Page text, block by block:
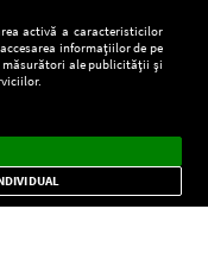
CONFIDENŢIALITATE
×
activă a caracteristicilor
informațiilor de pe
ale publicității și